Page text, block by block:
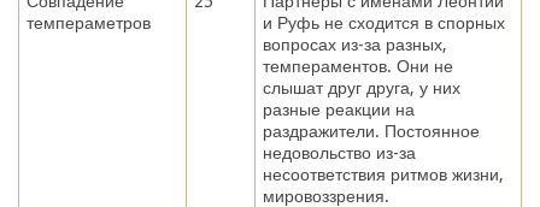
темпераметров
и Руфь не сходится в спорных
вопросах из-за разных,
темпераментов. Они не
слышат друг друга, у них
разные реакции на
раздражители. Постоянное
недовольство из-за
несоответствия ритмов жизни,
мировоззрения.